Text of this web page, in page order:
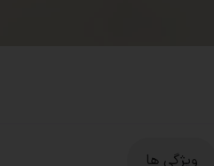
ویژگی ها